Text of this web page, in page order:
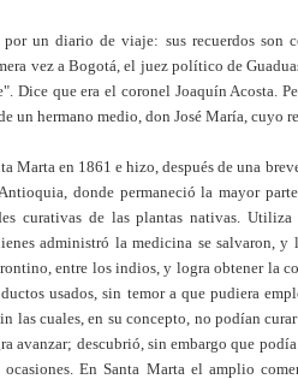
un diario de viaje: sus recuerdos son
vez a Bogotá, el juez político de
Dice que era el coronel Joaquín Acosta.
un hermano medio, don José María, cuyo
Marta en 1861 e hizo, después de una
donde permaneció la mayor
curativas de las plantas nativas.
administró la medicina se salvaron,
entre los indios, y logra obtener la
usados, sin temor a que pudiera
las cuales, en su concepto, no podían
avanzar; descubrió, sin embargo que
En Santa Marta el amplio